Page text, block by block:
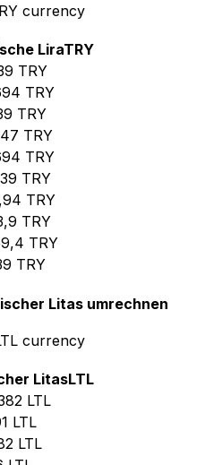
currency
LiraTRY
TRY
TRY
TRY
TRY
TRY
TRY
TRY
TRY
TRY
TRY
Litas umrechnen
currency
LitasLTL
LTL
LTL
LTL